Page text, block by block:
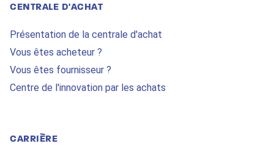
CENTRALE D'ACHAT
Présentation de la centrale d'achat
Vous êtes acheteur ?
Vous êtes fournisseur ?
Centre de l'innovation par les achats
CARRIÈRE